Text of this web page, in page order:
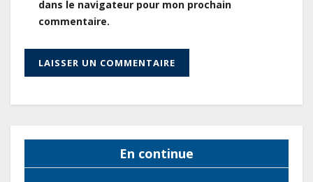
dans le navigateur pour mon prochain
commentaire.
En continue
Gabon : Le gouvernement et la BAD
améliorer la performance des
projets
Gabon : Ismaël Bonkoungou, le
routiers d’EBOMAF BTP Gabon
dans la Ngounié